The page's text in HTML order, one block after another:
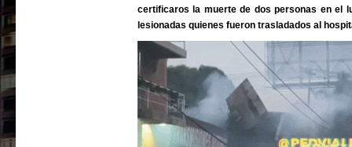
certificaros la muerte de dos personas en el
lesionadas quienes fueron trasladados al